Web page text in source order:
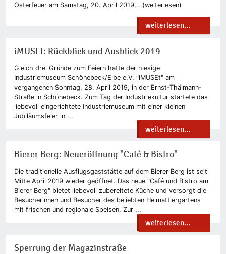
Osterfeuer am Samstag, 20. April 2019,...(weiterlesen)
weiterlesen...
iMUSEt: Rückblick und Ausblick 2019
Gleich drei Gründe zum Feiern hatte der hiesige
Industriemuseum Schönebeck/Elbe e.V. "iMUSEt" am
vergangenen Sonntag, 28. April 2019, in der Ernst-Thälmann-
Straße in Schönebeck. Zum Tag der Industriekultur startete das
liebevoll eingerichtete Industriemuseum mit einer kleinen
Jubiläumsfeier in ...
weiterlesen...
Bierer Berg: Neueröffnung "Café & Bistro"
Die traditionelle Ausflugsgaststätte auf dem Bierer Berg ist seit
Mitte April 2019 wieder geöffnet. Das neue "Café und Bistro am
Bierer Berg" bietet liebevoll zubereitete Küche und versorgt die
Besucherinnen und Besucher des beliebten Heimattiergartens
mit frischen und regionale Speisen. Zur ...
weiterlesen...
Sperrung der Magazinstraße